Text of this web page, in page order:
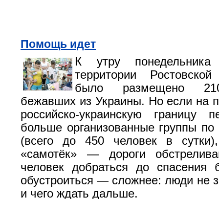
Помощь идет
К утру
территории
было размещено
бежавших из Украины. Но если на
российско-украинскую границу
больше организованные группы по
(всего до 450 человек в
«самотёк» — дороги
человек добраться до спасения
обустроиться — сложнее: люди не
и чего ждать дальше.